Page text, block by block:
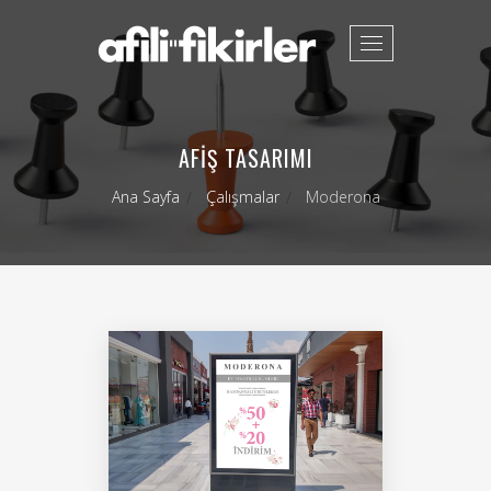
Toggle
AFIŞ TASARIMI
Ana Sayfa Çalışmalar Moderona